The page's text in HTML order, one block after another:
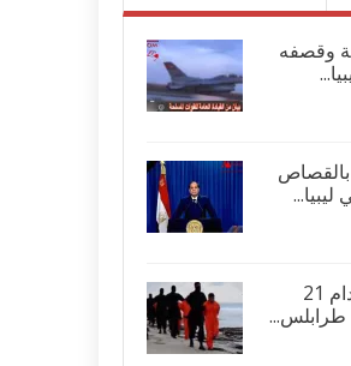
وقصفه
داعش ليبيا تعلن اعدام 21